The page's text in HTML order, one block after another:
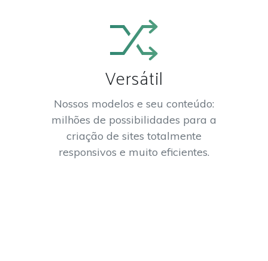
Versátil
Nossos modelos e seu conteúdo:
milhões de possibilidades para a
criação de sites totalmente
responsivos e muito eficientes.